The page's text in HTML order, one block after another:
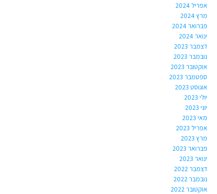
אפריל 2024
מרץ 2024
פברואר 2024
ינואר 2024
דצמבר 2023
נובמבר 2023
אוקטובר 2023
ספטמבר 2023
אוגוסט 2023
יולי 2023
יוני 2023
מאי 2023
אפריל 2023
מרץ 2023
פברואר 2023
ינואר 2023
דצמבר 2022
נובמבר 2022
אוקטובר 2022